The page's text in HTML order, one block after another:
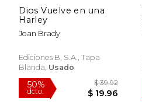
50%
dcto. $ 17.53
Dios Vuelve en una
Harley
Joan Brady
Ediciones B, S.A., Tapa
Blanda, Usado